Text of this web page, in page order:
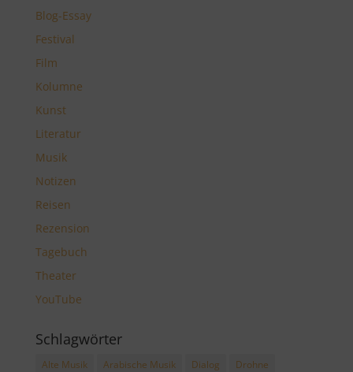
Blog-Essay
Festival
Film
Kolumne
Kunst
Literatur
Musik
Notizen
Reisen
Rezension
Tagebuch
Theater
YouTube
Schlagwörter
Alte Musik Arabische Musik Dialog
Drohne